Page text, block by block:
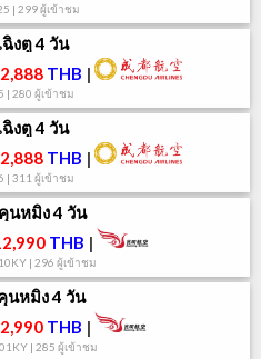
| 299 ผู้เข้าชม
งตู 4 วัน
THB |
| 280 ผู้เข้าชม
งตู 4 วัน
THB |
| 311 ผู้เข้าชม
นหมิง 4 วัน
THB |
| 296 ผู้เข้าชม
นหมิง 4 วัน
THB |
| 285 ผู้เข้าชม